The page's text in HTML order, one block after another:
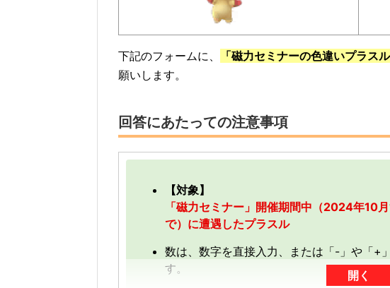
下記のフォームに、 「磁力セミナーの色違いプラス
願いします。
回答にあたっての注意事項
【対象】
「磁力セミナー」開催期間中（2024年10
で）に遭遇したプラスル
数は、数字を直接入力、または「-」や「+
す。
開く